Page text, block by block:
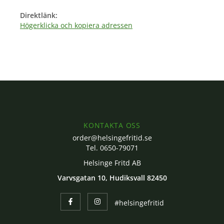
Direktlänk:
Högerklicka och kopiera adressen
KONTAKTA OSS
order@helsingefritid.se
Tel. 0650-79071
Helsinge Fritd AB
Varvsgatan 10, Hudiksvall 82450
#helsingefritid